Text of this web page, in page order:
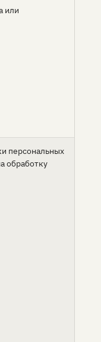
или
персональных
обработку